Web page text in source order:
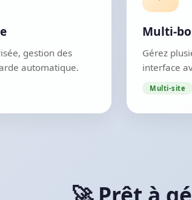
gestion des
automatique.
Multi-
Gérez
interface
Multi-site